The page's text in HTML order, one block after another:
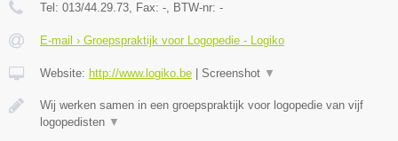
Tel: 013/44.29.73, Fax: -, BTW-nr: -
E-mail › Groepspraktijk voor Logopedie - Logiko
Website: http://www.logiko.be Screenshot ▼
Wij werken samen in een groepspraktijk voor logopedie van vijf
logopedisten ▼